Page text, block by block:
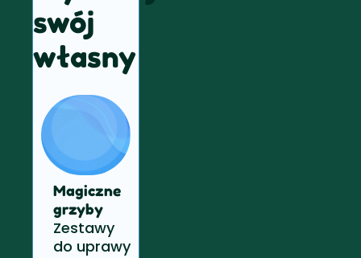
swój
własny
Magiczne
grzyby
Zestawy
do uprawy